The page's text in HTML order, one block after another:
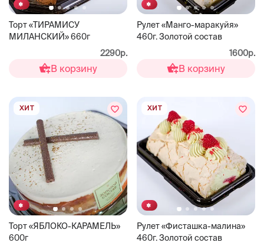
Торт «ТИРАМИСУ
МИЛАНСКИЙ» 660г
2290р.
В корзину
Рулет «Манго-маракуйя»
460г. Золотой состав
1600р.
В корзину
Торт «ЯБЛОКО-КАРАМЕЛЬ»
600г
ХИТ
Рулет «Фисташка-малина»
460г. Золотой состав
ХИТ